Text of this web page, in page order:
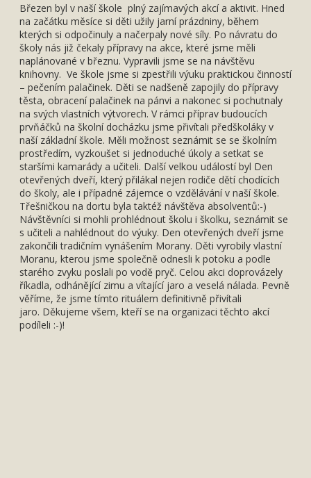
Březen byl v naší škole plný zajímavých akcí a aktivit. Hned
na začátku měsíce si děti užily jarní prázdniny, během
kterých si odpočinuly a načerpaly nové síly. Po návratu do
školy nás již čekaly přípravy na akce, které jsme měli
naplánované v březnu. Vypravili jsme se na návštěvu
knihovny. Ve škole jsme si zpestřili výuku praktickou činností
– pečením palačinek. Děti se nadšeně zapojily do přípravy
těsta, obracení palačinek na pánvi a nakonec si pochutnaly
na svých vlastních výtvorech. V rámci příprav budoucích
prvňáčků na školní docházku jsme přivítali předškoláky v
naší základní škole. Měli možnost seznámit se se školním
prostředím, vyzkoušet si jednoduché úkoly a setkat se
staršími kamarády a učiteli. Další velkou událostí byl Den
otevřených dveří, který přilákal nejen rodiče dětí chodících
do školy, ale i případné zájemce o vzdělávání v naší škole.
Třešničkou na dortu byla taktéž návštěva absolventů:-)
Návštěvníci si mohli prohlédnout školu i školku, seznámit se
s učiteli a nahlédnout do výuky. Den otevřených dveří jsme
zakončili tradičním vynášením Morany. Děti vyrobily vlastní
Moranu, kterou jsme společně odnesli k potoku a podle
starého zvyku poslali po vodě pryč. Celou akci doprovázely
říkadla, odhánějící zimu a vítající jaro a veselá nálada. Pevně
věříme, že jsme tímto rituálem definitivně přivítali
jaro. Děkujeme všem, kteří se na organizaci těchto akcí
podíleli :-)!